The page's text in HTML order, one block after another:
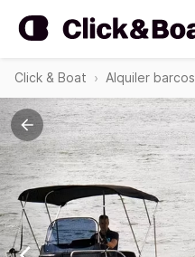
Click & Boat Alquiler barcos